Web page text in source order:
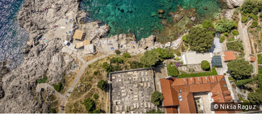
© Nikša Raguz